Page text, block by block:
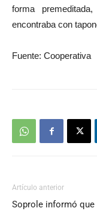
forma
encontraba con
Fuente: Cooperativa
Artículo anterior
Soprole informó que